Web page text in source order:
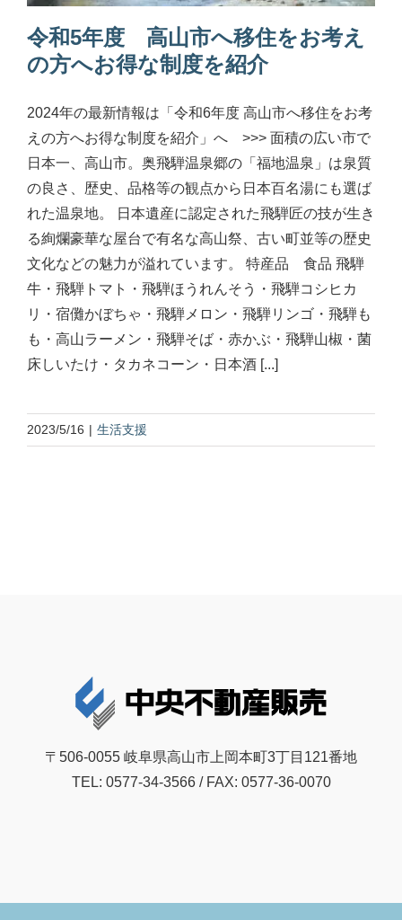
令和5年度 高山市へ移住をお考え
の方へお得な制度を紹介
2024年の最新情報は「令和6年度 高山市へ移住をお考
えの方へお得な制度を紹介」へ >>> 面積の広い市で
日本一、高山市。奥飛騨温泉郷の「福地温泉」は泉質
の良さ、歴史、品格等の観点から日本百名湯にも選ば
れた温泉地。 日本遺産に認定された飛騨匠の技が生き
る絢爛豪華な屋台で有名な高山祭、古い町並等の歴史
文化などの魅力が溢れています。 特産品 食品 飛騨
牛・飛騨トマト・飛騨ほうれんそう・飛騨コシヒカ
リ・宿儺かぼちゃ・飛騨メロン・飛騨リンゴ・飛騨も
も・高山ラーメン・飛騨そば・赤かぶ・飛騨山椒・菌
床しいたけ・タカネコーン・日本酒 [...]
2023/5/16 | 生活支援
〒506-0055 岐阜県高山市上岡本町3丁目121番地
TEL: 0577-34-3566 / FAX: 0577-36-0070